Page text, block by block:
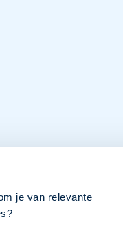
je van relevante